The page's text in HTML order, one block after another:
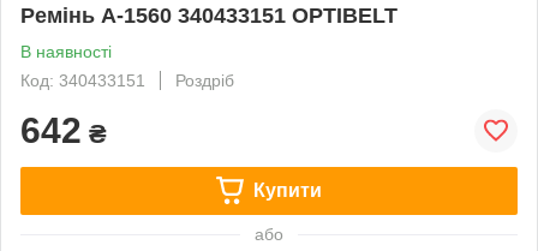
Ремінь А-1560 340433151 OPTIBELT
В наявності
Код: 340433151
Роздріб
642 ₴
Купити
або